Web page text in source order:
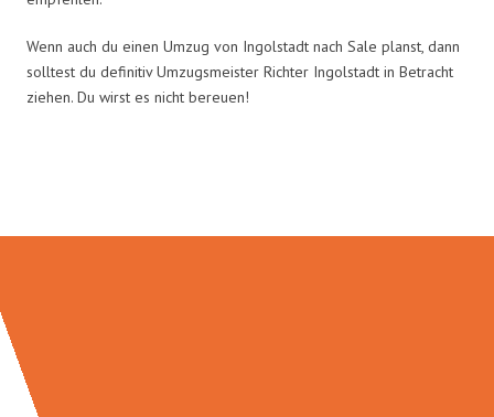
Wenn auch du einen Umzug von Ingolstadt nach Sale planst, dann
solltest du definitiv Umzugsmeister Richter Ingolstadt in Betracht
ziehen. Du wirst es nicht bereuen!